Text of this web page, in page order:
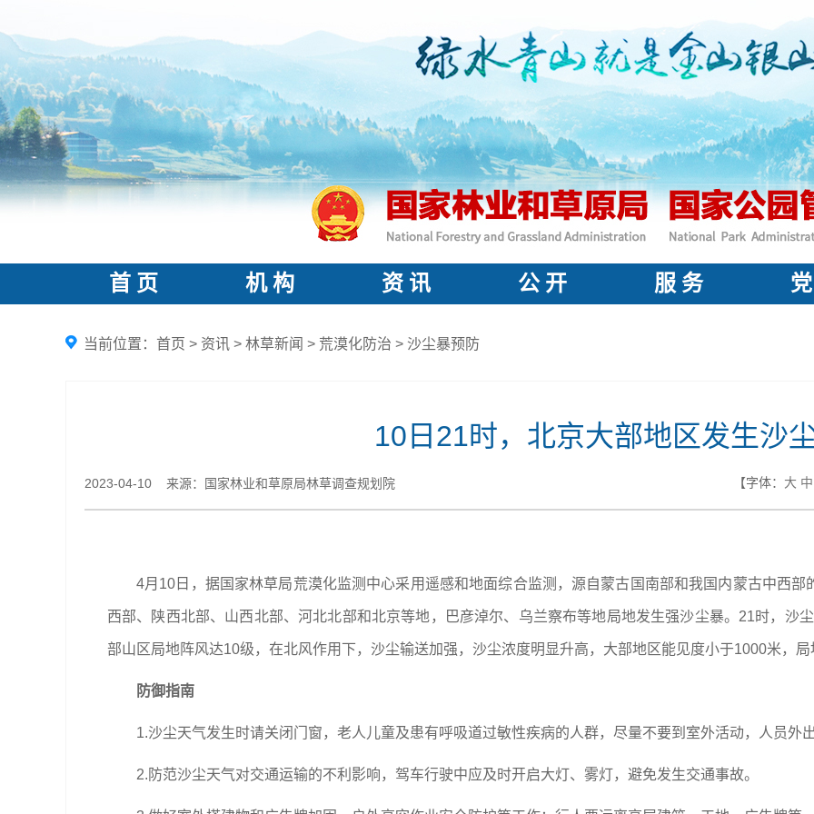
首 页 机 构 资 讯 公 开 服 务
当前位置： 首页 > 资讯 > 林草新闻 > 荒漠化防治 > 沙尘暴预防
10日21时，北京大部地区发生沙
2023-04-10 来源：国家林业和草原局林草调查规划院 【字体： 大 中
4月10日，据国家林草局荒漠化监测中心采用遥感和地面综合监测，源自蒙古国南部和我国内蒙古中西
西部、陕西北部、山西北部、河北北部和北京等地，巴彦淖尔、乌兰察布等地局地发生强沙尘暴。21时，沙
部山区局地阵风达10级，在北风作用下，沙尘输送加强，沙尘浓度明显升高，大部地区能见度小于1000米，
防御指南
1.沙尘天气发生时请关闭门窗，老人儿童及患有呼吸道过敏性疾病的人群，尽量不要到室外活动，人员外
2.防范沙尘天气对交通运输的不利影响，驾车行驶中应及时开启大灯、雾灯，避免发生交通事故。